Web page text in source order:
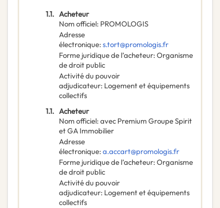
1.1. Acheteur
Nom officiel: PROMOLOGIS
Adresse
électronique: s.tort@promologis.fr
Forme juridique de l’acheteur: Organisme
de droit public
Activité du pouvoir
adjudicateur: Logement et équipements
collectifs
1.1. Acheteur
Nom officiel: avec Premium Groupe Spirit
et GA Immobilier
Adresse
électronique: a.accart@promologis.fr
Forme juridique de l’acheteur: Organisme
de droit public
Activité du pouvoir
adjudicateur: Logement et équipements
collectifs